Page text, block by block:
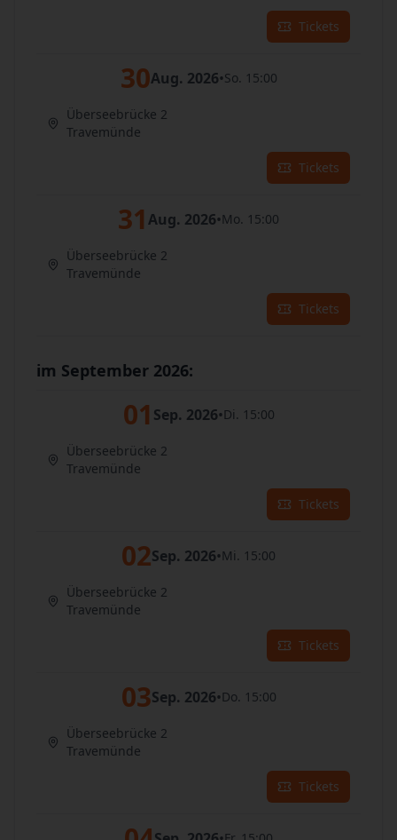
Tickets
30Aug. 2026•So. 15:00
Überseebrücke 2
Travemünde
Tickets
31 Aug. 2026•Mo. 15:00
Überseebrücke 2
Travemünde
Tickets
im September 2026:
01 Sep. 2026•Di. 15:00
Überseebrücke 2
Travemünde
Tickets
02Sep. 2026•Mi. 15:00
Überseebrücke 2
Travemünde
Tickets
03Sep. 2026•Do. 15:00
Überseebrücke 2
Travemünde
Tickets